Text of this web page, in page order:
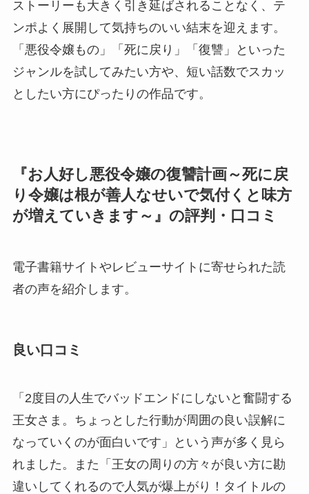
ストーリーも大きく引き延ばされることなく、テ
ンポよく展開して気持ちのいい結末を迎えます。
「悪役令嬢もの」「死に戻り」「復讐」といった
ジャンルを試してみたい方や、短い話数でスカッ
としたい方にぴったりの作品です。
『お人好し悪役令嬢の復讐計画～死に戻
り令嬢は根が善人なせいで気付くと味方
が増えていきます～』の評判・口コミ
電子書籍サイトやレビューサイトに寄せられた読
者の声を紹介します。
良い口コミ
「2度目の人生でバッドエンドにしないと奮闘する
王女さま。ちょっとした行動が周囲の良い誤解に
なっていくのが面白いです」という声が多く見ら
れました。また「王女の周りの方々が良い方に勘
違いしてくれるので人気が爆上がり！タイトルの